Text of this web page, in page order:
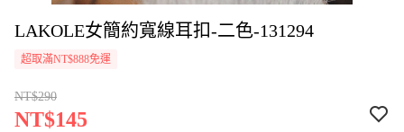
LAKOLE女簡約寬線耳扣-二色-131294
超取滿NT$888免運
NT$290
NT$145